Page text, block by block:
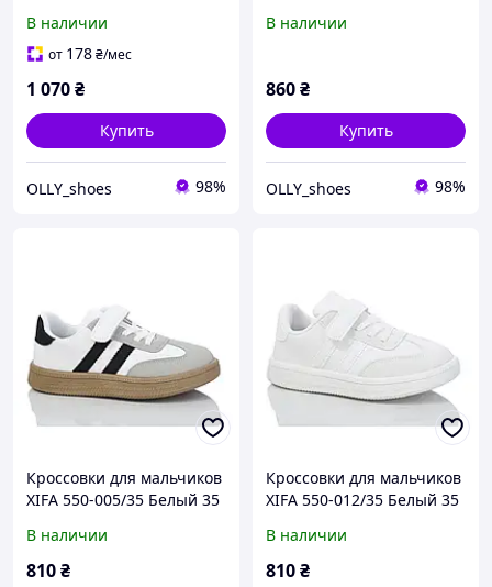
В наличии
от 178₴/мес
1 070₴
Купить
OLLY_shoes 98%
В наличии
860₴
Купить
OLLY_shoes 98%
Кроссовки для мальчиков
XIFA 550-005/35 Белый 35
В наличии
810₴
Кроссовки для мальчиков
XIFA 550-012/35 Белый 35
В наличии
810₴